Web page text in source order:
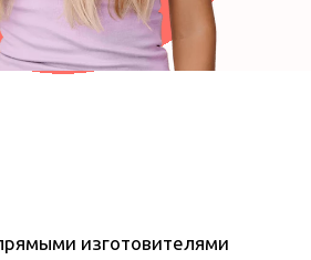
изготовителями